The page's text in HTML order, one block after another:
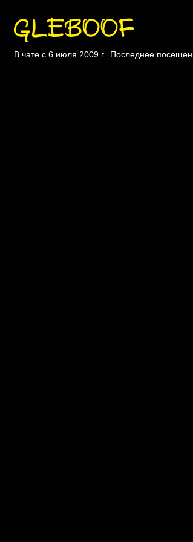
GLEBOOF
В чате с 6 июля 2009 г.. Последнее